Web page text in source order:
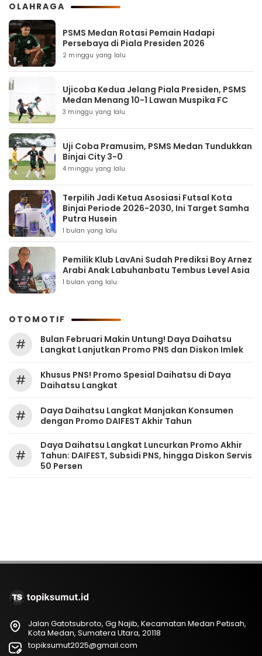
OLAHRAGA
PSMS Medan Rotasi Pemain Hadapi
Persebaya di Piala Presiden 2026
2 minggu yang lalu
Ujicoba Kedua Jelang Piala Presiden, PSMS
Medan Menang 10-1 Lawan Muspika FC
3 minggu yang lalu
Uji Coba Pramusim, PSMS Medan Tundukkan
Binjai City 3-0
4 minggu yang lalu
Terpilih Jadi Ketua Asosiasi Futsal Kota
Binjai Periode 2026-2030, Ini Target Samha
Putra Husein
1 bulan yang lalu
Pemilik Klub LavAni Sudah Prediksi Boy Arnez
Arabi Anak Labuhanbatu Tembus Level Asia
1 bulan yang lalu
OTOMOTIF
#
Bulan Februari Makin Untung! Daya Daihatsu
Langkat Lanjutkan Promo PNS dan Diskon Imlek
#
Khusus PNS! Promo Spesial Daihatsu di Daya
Daihatsu Langkat
#
Daya Daihatsu Langkat Manjakan Konsumen
dengan Promo DAIFEST Akhir Tahun
#
Daya Daihatsu Langkat Luncurkan Promo Akhir
Tahun: DAIFEST, Subsidi PNS, hingga Diskon Servis
50 Persen
Jalan Gatotsubroto, Gg Najib, Kecamatan Medan Petisah,
Kota Medan, Sumatera Utara, 20118
topiksumut2025@gmail.com